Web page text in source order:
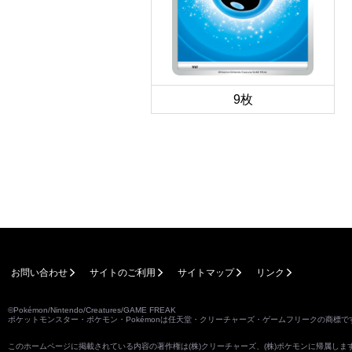
9枚
お問い合わせ サイトのご利用 サイトマップ リンク
©Pokémon/Nintendo/Creatures/GAME FREAK
ポケットモンスター・ポケモン・Pokémonは任天堂・クリーチャーズ・ゲームフリークの商標で
このホームページに掲載されている内容の著作権は(株)クリーチャーズ、(株)ポケモンに帰属し